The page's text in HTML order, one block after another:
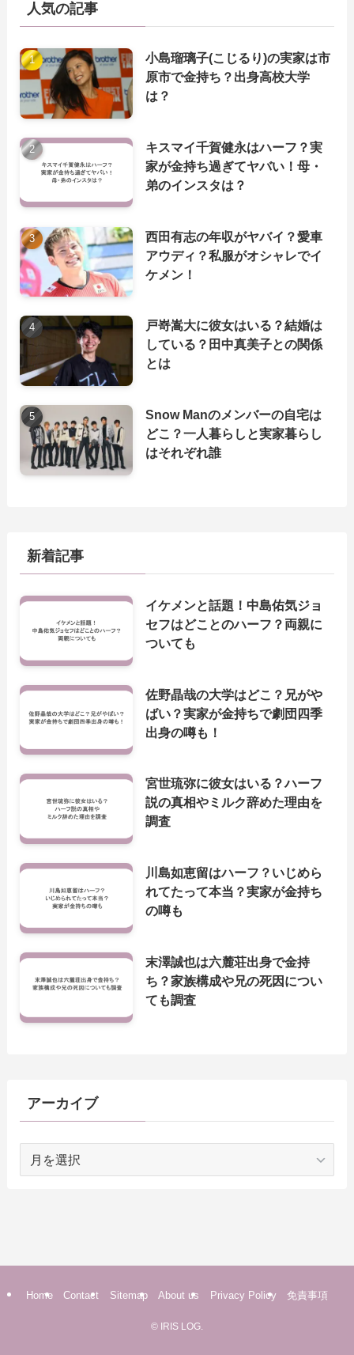
人気の記事
小島瑠璃子(こじるり)の実家は市
原市で金持ち？出身高校大学
は？
キスマイ千賀健永はハーフ？実
家が金持ち過ぎてヤバい！母・
弟のインスタは？
西田有志の年収がヤバイ？愛車
アウディ？私服がオシャレでイ
ケメン！
戸嵜嵩大に彼女はいる？結婚は
している？田中真美子との関係
とは
Snow Manのメンバーの自宅は
どこ？一人暮らしと実家暮らし
はそれぞれ誰
新着記事
イケメンと話題！中島佑気ジョ
セフはどことのハーフ？両親に
ついても
佐野晶哉の大学はどこ？兄がや
ばい？実家が金持ちで劇団四季
出身の噂も！
宮世琉弥に彼女はいる？ハーフ
説の真相やミルク辞めた理由を
調査
川島如恵留はハーフ？いじめら
れてたって本当？実家が金持ち
の噂も
末澤誠也は六麓荘出身で金持
ち？家族構成や兄の死因につい
ても調査
アーカイブ
Home Contact Sitemap About us Privacy Policy 免責事項
© IRIS LOG.